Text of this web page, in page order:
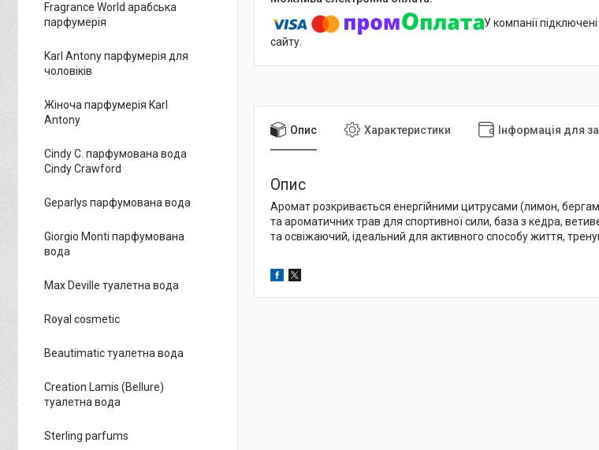
У компанії
сайту.
Опис Характеристики Інформація для
Опис
Аромат розкривається енергійними цитрусами (лимон,
та ароматичних трав для спортивної сили, база з кедра,
та освіжаючий, ідеальний для активного способу життя,
Fragrance World арабська
парфумерія
Karl Antony парфумерія для
чоловіків
Жіноча парфумерія Karl
Antony
Cindy C. парфумована вода
Cindy Crawford
Geparlys парфумована вода
Giorgio Monti парфумована
вода
Max Deville туалетна вода
Royal cosmetic
Beautimatic туалетна вода
Creation Lamis (Bellure)
туалетна вода
Sterling parfums